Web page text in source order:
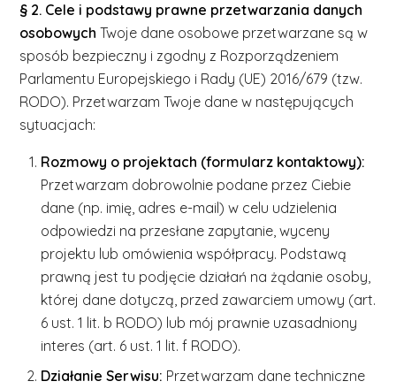
§ 2. Cele i podstawy prawne przetwarzania danych
osobowych Twoje dane osobowe przetwarzane są w
sposób bezpieczny i zgodny z Rozporządzeniem
Parlamentu Europejskiego i Rady (UE) 2016/679 (tzw.
RODO). Przetwarzam Twoje dane w następujących
sytuacjach:
Rozmowy o projektach (formularz kontaktowy):
Przetwarzam dobrowolnie podane przez Ciebie
dane (np. imię, adres e-mail) w celu udzielenia
odpowiedzi na przesłane zapytanie, wyceny
projektu lub omówienia współpracy. Podstawą
prawną jest tu podjęcie działań na żądanie osoby,
której dane dotyczą, przed zawarciem umowy (art.
6 ust. 1 lit. b RODO) lub mój prawnie uzasadniony
interes (art. 6 ust. 1 lit. f RODO).
Działanie Serwisu: Przetwarzam dane techniczne